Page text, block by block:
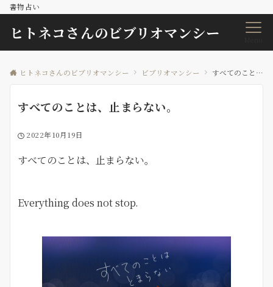
書物占い
ヒトネコさんのビブリオマンシー
ヒトネコさんのビブリオマンシー ビブリオマンシー すべてのことは、止まらない。
すべてのことは、止まらない。
2022年10月19日
すべてのことは、止まらない。
Everything does not stop.